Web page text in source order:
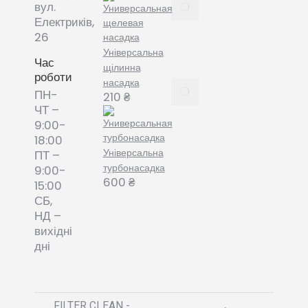
вул.
Електриків,
26
Час
роботи
ПН-
ЧТ –
9:00-
18:00
ПТ –
9:00-
15:00
СБ,
НД –
вихідні
дні
Універсальна
щілинна
насадка
210 ₴
Універсальна
турбонасадка
600 ₴